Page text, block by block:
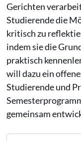
Gerichten
Studierende die
kritisch zu
indem sie die
praktisch
will dazu ein
Studierende und
gemeinsam